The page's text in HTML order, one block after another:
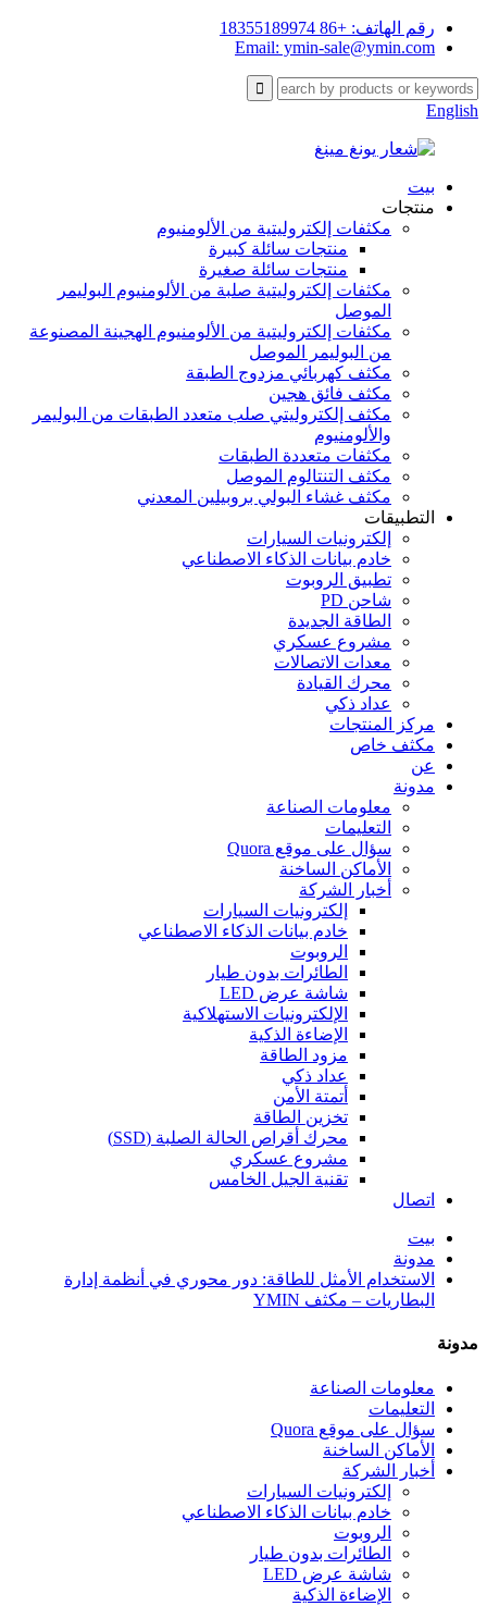
رقم الهاتف: +86 18355189974
Email: ymin-sale@ymin.com
English
بيت
منتجات
مكثفات إلكتروليتية من الألومنيوم
منتجات سائلة كبيرة
منتجات سائلة صغيرة
مكثفات إلكتروليتية صلبة من الألومنيوم البوليمر
الموصل
مكثفات إلكتروليتية من الألومنيوم الهجينة المصنوعة
من البوليمر الموصل
مكثف كهربائي مزدوج الطبقة
مكثف فائق هجين
مكثف إلكتروليتي صلب متعدد الطبقات من البوليمر
والألومنيوم
مكثفات متعددة الطبقات
مكثف التنتالوم الموصل
مكثف غشاء البولي بروبيلين المعدني
التطبيقات
إلكترونيات السيارات
خادم بيانات الذكاء الاصطناعي
تطبيق الروبوت
شاحن PD
الطاقة الجديدة
مشروع عسكري
معدات الاتصالات
محرك القيادة
عداد ذكي
مركز المنتجات
مكثف خاص
عن
مدونة
معلومات الصناعة
التعليمات
سؤال على موقع Quora
الأماكن الساخنة
أخبار الشركة
إلكترونيات السيارات
خادم بيانات الذكاء الاصطناعي
الروبوت
الطائرات بدون طيار
شاشة عرض LED
الإلكترونيات الاستهلاكية
الإضاءة الذكية
مزود الطاقة
عداد ذكي
أتمتة الأمن
تخزين الطاقة
محرك أقراص الحالة الصلبة (SSD)
مشروع عسكري
تقنية الجيل الخامس
اتصال
بيت
مدونة
الاستخدام الأمثل للطاقة: دور محوري في أنظمة إدارة
البطاريات – مكثف YMIN
مدونة
معلومات الصناعة
التعليمات
سؤال على موقع Quora
الأماكن الساخنة
أخبار الشركة
إلكترونيات السيارات
خادم بيانات الذكاء الاصطناعي
الروبوت
الطائرات بدون طيار
شاشة عرض LED
الإضاءة الذكية